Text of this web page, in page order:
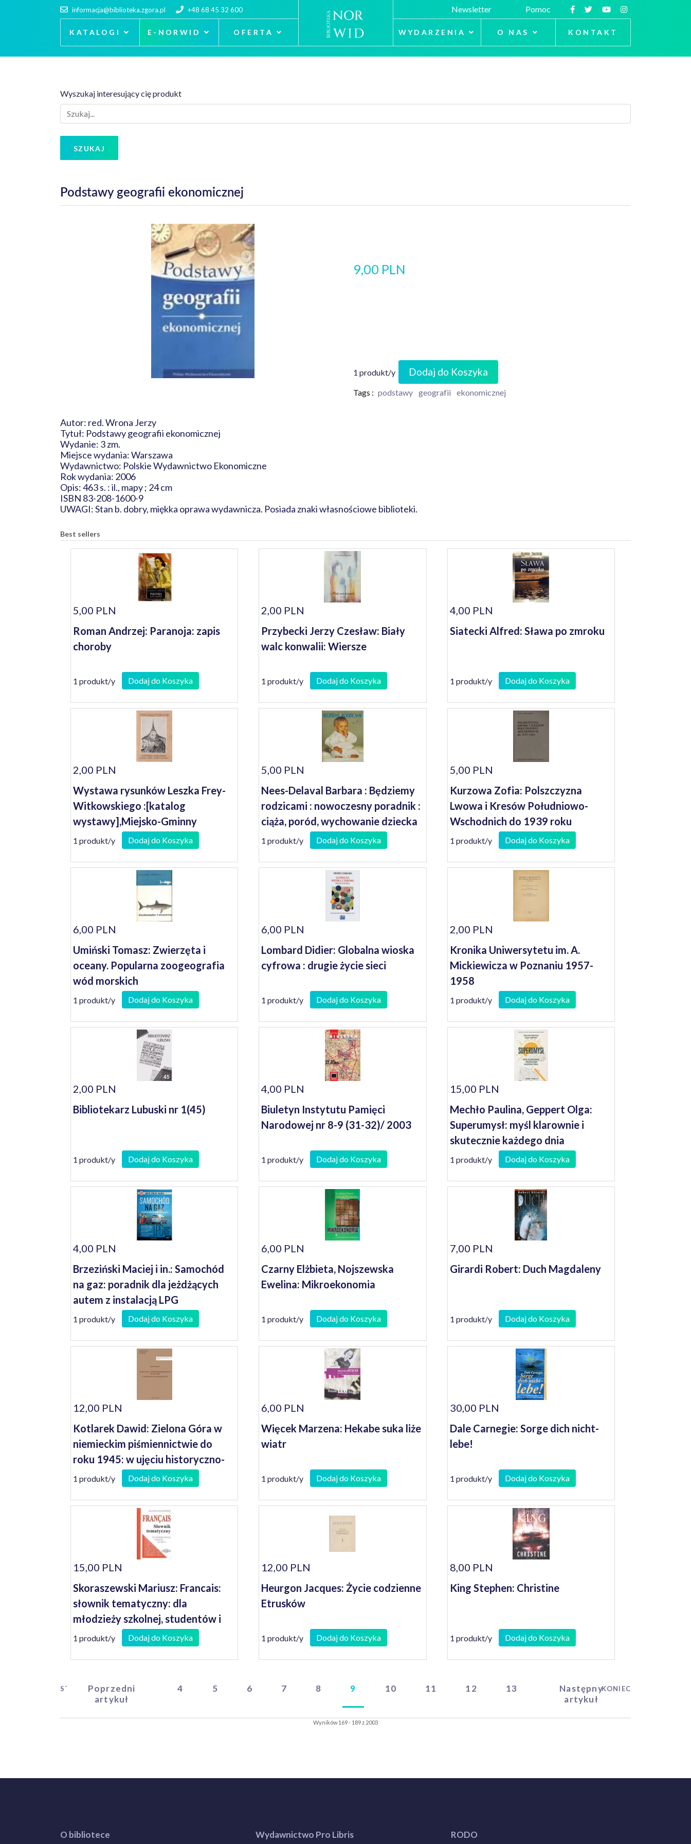
informacja@biblioteka.zgora.pl +48 68 45 32 600
KATALOGI E-NORWID OFERTA
Newsletter Pomoc
WYDARZENIA O NAS KONTAKT
Wyszukaj interesujący cię produkt
SZUKAJ
Podstawy geografii ekonomicznej
9,00 PLN
1 produkt/y Dodaj do Koszyka
Tags : podstawy geografii ekonomicznej
Autor: red. Wrona Jerzy
Tytuł: Podstawy geografii ekonomicznej
Wydanie: 3 zm.
Miejsce wydania: Warszawa
Wydawnictwo: Polskie Wydawnictwo Ekonomiczne
Rok wydania: 2006
Opis: 463 s. : il., mapy ; 24 cm
ISBN 83-208-1600-9
UWAGI: Stan b. dobry, miękka oprawa wydawnicza. Posiada znaki własnościowe biblioteki.
Best sellers
5,00 PLN
Roman Andrzej: Paranoja: zapis
choroby
1 produkt/y Dodaj do Koszyka
2,00 PLN
Przybecki Jerzy Czesław: Biały
walc konwalii: Wiersze
1 produkt/y Dodaj do Koszyka
4,00 PLN
Siatecki Alfred: Sława po zmroku
1 produkt/y Dodaj do Koszyka
2,00 PLN
Wystawa rysunków Leszka Frey-
Witkowskiego :[katalog
wystawy],Miejsko-Gminny
Ośrodek Kultury w Nowym
Miasteczku, maj 1981 rok
1 produkt/y Dodaj do Koszyka
5,00 PLN
Nees-Delaval Barbara : Będziemy
rodzicami : nowoczesny poradnik :
ciąża, poród, wychowanie dziecka
1 produkt/y Dodaj do Koszyka
5,00 PLN
Kurzowa Zofia: Polszczyzna
Lwowa i Kresów Południowo-
Wschodnich do 1939 roku
1 produkt/y Dodaj do Koszyka
6,00 PLN
Umiński Tomasz: Zwierzęta i
oceany. Popularna zoogeografia
wód morskich
1 produkt/y Dodaj do Koszyka
6,00 PLN
Lombard Didier: Globalna wioska
cyfrowa : drugie życie sieci
1 produkt/y Dodaj do Koszyka
2,00 PLN
Kronika Uniwersytetu im. A.
Mickiewicza w Poznaniu 1957-
1958
1 produkt/y Dodaj do Koszyka
2,00 PLN
Bibliotekarz Lubuski nr 1(45)
1 produkt/y Dodaj do Koszyka
4,00 PLN
Biuletyn Instytutu Pamięci
Narodowej nr 8-9 (31-32)/ 2003
1 produkt/y Dodaj do Koszyka
15,00 PLN
Mechło Paulina, Geppert Olga:
Superumysł: myśl klarownie i
skutecznie każdego dnia
1 produkt/y Dodaj do Koszyka
4,00 PLN
Brzeziński Maciej i in.: Samochód
na gaz: poradnik dla jeżdżących
autem z instalacją LPG
1 produkt/y Dodaj do Koszyka
6,00 PLN
Czarny Elżbieta, Nojszewska
Ewelina: Mikroekonomia
1 produkt/y Dodaj do Koszyka
7,00 PLN
Girardi Robert: Duch Magdaleny
1 produkt/y Dodaj do Koszyka
12,00 PLN
Kotlarek Dawid: Zielona Góra w
niemieckim piśmiennictwie do
roku 1945: w ujęciu historyczno-
bibliograficznym
1 produkt/y Dodaj do Koszyka
6,00 PLN
Więcek Marzena: Hekabe suka liże
wiatr
1 produkt/y Dodaj do Koszyka
30,00 PLN
Dale Carnegie: Sorge dich nicht-
lebe!
1 produkt/y Dodaj do Koszyka
15,00 PLN
Skoraszewski Mariusz: Francais:
słownik tematyczny: dla
młodzieży szkolnej, studentów i
nie tylko...
1 produkt/y Dodaj do Koszyka
12,00 PLN
Heurgon Jacques: Życie codzienne
Etrusków
1 produkt/y Dodaj do Koszyka
8,00 PLN
King Stephen: Christine
1 produkt/y Dodaj do Koszyka
START
Poprzedni
artykuł
4 5 6 7 8 9 10 11 12 13
Następny
artykuł
KONIEC
Wyników 169 - 189 z 2003
O bibliotece Wydawnictwo Pro Libris RODO